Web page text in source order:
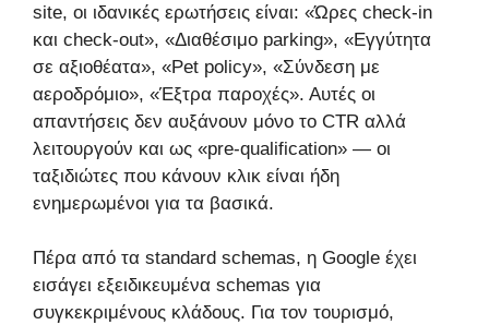
site, οι ιδανικές ερωτήσεις είναι: «Ώρες check-in
και check-out», «Διαθέσιμο parking», «Εγγύτητα
σε αξιοθέατα», «Pet policy», «Σύνδεση με
αεροδρόμιο», «Έξτρα παροχές». Αυτές οι
απαντήσεις δεν αυξάνουν μόνο το CTR αλλά
λειτουργούν και ως «pre-qualification» — οι
ταξιδιώτες που κάνουν κλικ είναι ήδη
ενημερωμένοι για τα βασικά.
Πέρα από τα standard schemas, η Google έχει
εισάγει εξειδικευμένα schemas για
συγκεκριμένους κλάδους. Για τον τουρισμό,